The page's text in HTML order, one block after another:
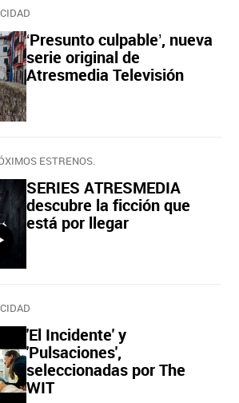
‘Presunto culpable’, nueva
serie original de
Atresmedia Televisión
ESTRENOS.
SERIES ATRESMEDIA
descubre la ficción que
está por llegar
'El Incidente' y
'Pulsaciones',
seleccionadas por The
WIT